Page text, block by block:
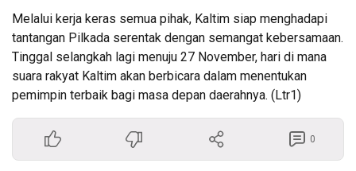
Melalui kerja keras semua pihak, Kaltim siap menghadapi
tantangan Pilkada serentak dengan semangat kebersamaan.
Tinggal selangkah lagi menuju 27 November, hari di mana
suara rakyat Kaltim akan berbicara dalam menentukan
pemimpin terbaik bagi masa depan daerahnya. (Ltr1)
0